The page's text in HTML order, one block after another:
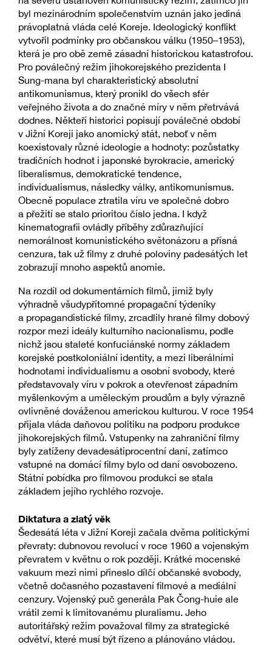
byl mezinárodním společenstvím uznán jako jediná
právoplatná vláda celé Koreje. Ideologický konflikt
vytvořil podmínky pro občanskou válku (1950–1953),
která je pro obě země zásadní historickou katastrofou.
Pro poválečný režim jihokorejského prezidenta I
Sung-mana byl charakteristický absolutní
antikomunismus, který pronikl do všech sfér
veřejného života a do značné míry v něm přetrvává
dodnes. Někteří historici popisují poválečné období
v Jižní Koreji jako anomický stát, neboť v něm
koexistovaly různé ideologie a hodnoty: pozůstatky
tradičních hodnot i japonské byrokracie, americký
liberalismus, demokratické tendence,
individualismus, následky války, antikomunismus.
Obecně populace ztratila víru ve společné dobro
a přežití se stalo prioritou číslo jedna. I když
kinematografii ovládly příběhy zdůrazňující
nemorálnost komunistického světonázoru a přísná
cenzura, tak už filmy z druhé poloviny padesátých let
zobrazují mnoho aspektů anomie.
Na rozdíl od dokumentárních filmů, jimiž byly
výhradně všudypřítomné propagační týdeníky
a propagandistické filmy, zrcadlily hrané filmy dobový
rozpor mezi ideály kulturního nacionalismu, podle
nichž jsou staleté konfuciánské normy základem
korejské postkoloniální identity, a mezi liberálními
hodnotami individualismu a osobní svobody, které
představovaly víru v pokrok a otevřenost západním
myšlenkovým a uměleckým proudům a byly výrazně
ovlivněné dováženou americkou kulturou. V roce 1954
přijala vláda daňovou politiku na podporu produkce
jihokorejských filmů. Vstupenky na zahraniční filmy
byly zatíženy devadesátiprocentní daní, zatímco
vstupné na domácí filmy bylo od daní osvobozeno.
Státní pobídka pro filmovou produkci se stala
základem jejího rychlého rozvoje.
Diktatura a zlatý věk
Šedesátá léta v Jižní Koreji začala dvěma politickými
převraty: dubnovou revolucí v roce 1960 a vojenským
převratem v květnu o rok později. Krátké mocenské
vakuum mezi nimi přineslo dílčí občanské svobody,
včetně dočasného pozastavení filmové a mediální
cenzury. Vojenský puč generála Pak Čong-huie ale
vrátil zemi k limitovanému pluralismu. Jeho
autoritářský režim považoval filmy za strategické
odvětví, které musí být řízeno a plánováno vládou.